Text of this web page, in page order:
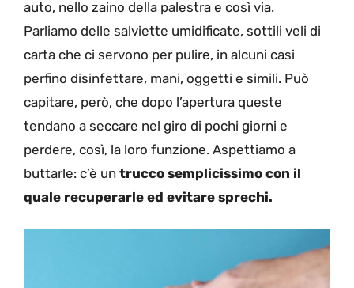
auto, nello zaino della palestra e così via.
Parliamo delle salviette umidificate, sottili veli di
carta che ci servono per pulire, in alcuni casi
perfino disinfettare, mani, oggetti e simili. Può
capitare, però, che dopo l’apertura queste
tendano a seccare nel giro di pochi giorni e
perdere, così, la loro funzione. Aspettiamo a
buttarle: c’è un trucco semplicissimo con il
quale recuperarle ed evitare sprechi.